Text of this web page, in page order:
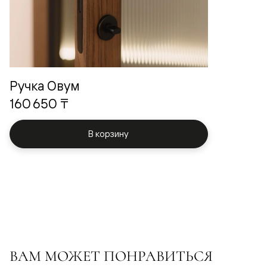
Ручка Овум
160 650 ₸
В корзину
ВАМ МОЖЕТ ПОНРАВИТЬСЯ